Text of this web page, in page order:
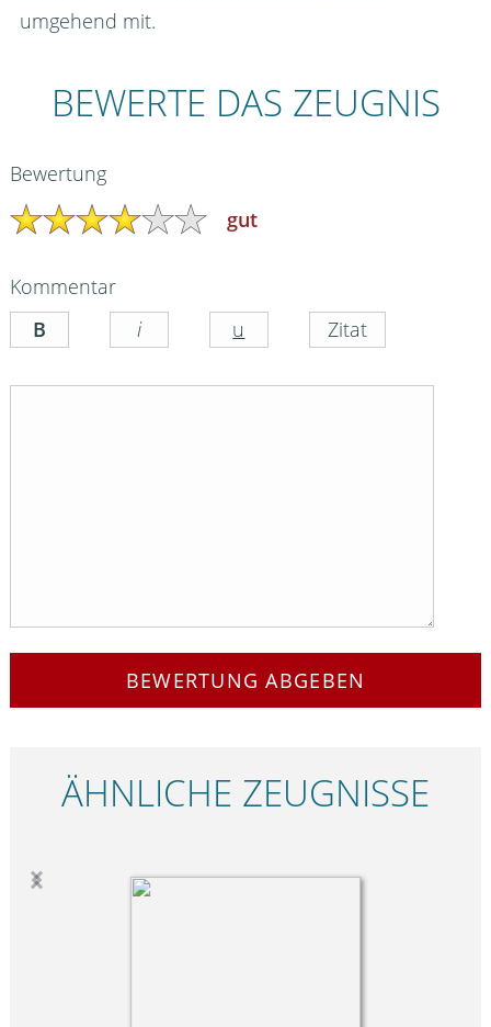
umgehend mit.
BEWERTE DAS ZEUGNIS
Bewertung
gut
Kommentar
BEWERTUNG ABGEBEN
ÄHNLICHE ZEUGNISSE